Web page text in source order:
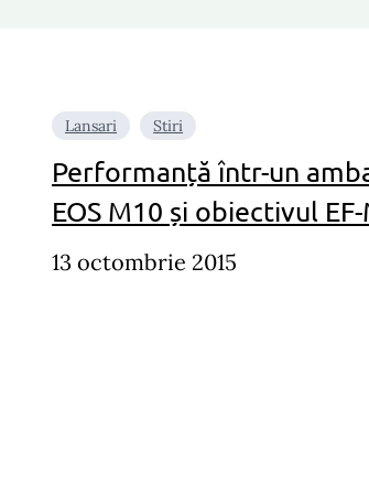
Lansari Stiri
Performanță într-un
EOS M10 și obiectivul
13 octombrie 2015